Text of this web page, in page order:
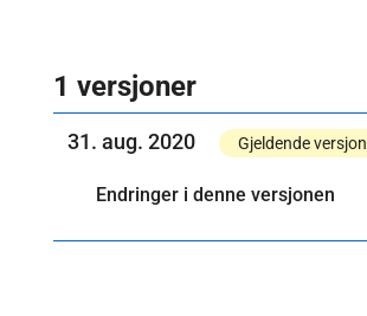
1 versjoner
31. aug. 2020 Gjeldende versjon
Endringer i denne versjonen